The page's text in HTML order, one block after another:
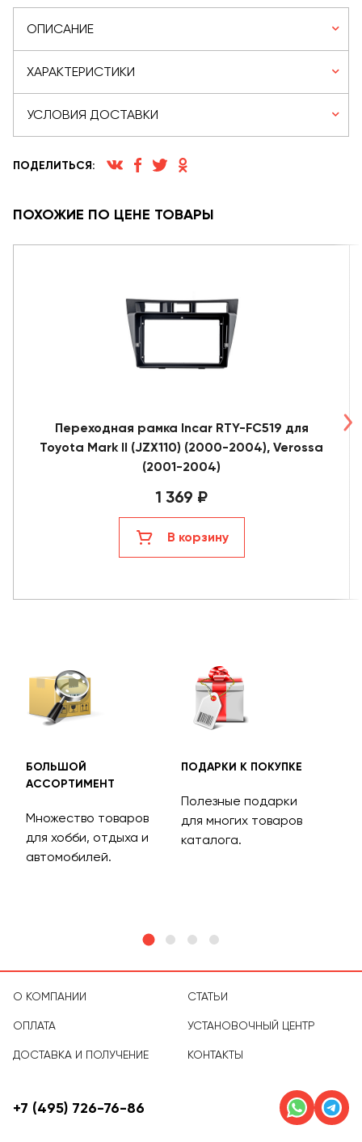
ОПИСАНИЕ
ХАРАКТЕРИСТИКИ
УСЛОВИЯ ДОСТАВКИ
ПОДЕЛИТЬСЯ:
ПОХОЖИЕ ПО ЦЕНЕ ТОВАРЫ
Переходная рамка Incar RTY-FC519 для
Toyota Mark II (JZX110) (2000-2004), Verossa
(2001-2004)
1 369 ₽
В корзину
БОЛЬШОЙ
АССОРТИМЕНТ
Множество товаров
для хобби, отдыха и
автомобилей.
ПОДАРКИ К ПОКУПКЕ
Полезные подарки
для многих товаров
каталога.
О КОМПАНИИ
ОПЛАТА
ДОСТАВКА И ПОЛУЧЕНИЕ
СТАТЬИ
УСТАНОВОЧНЫЙ ЦЕНТР
КОНТАКТЫ
+7 (495) 726-76-86